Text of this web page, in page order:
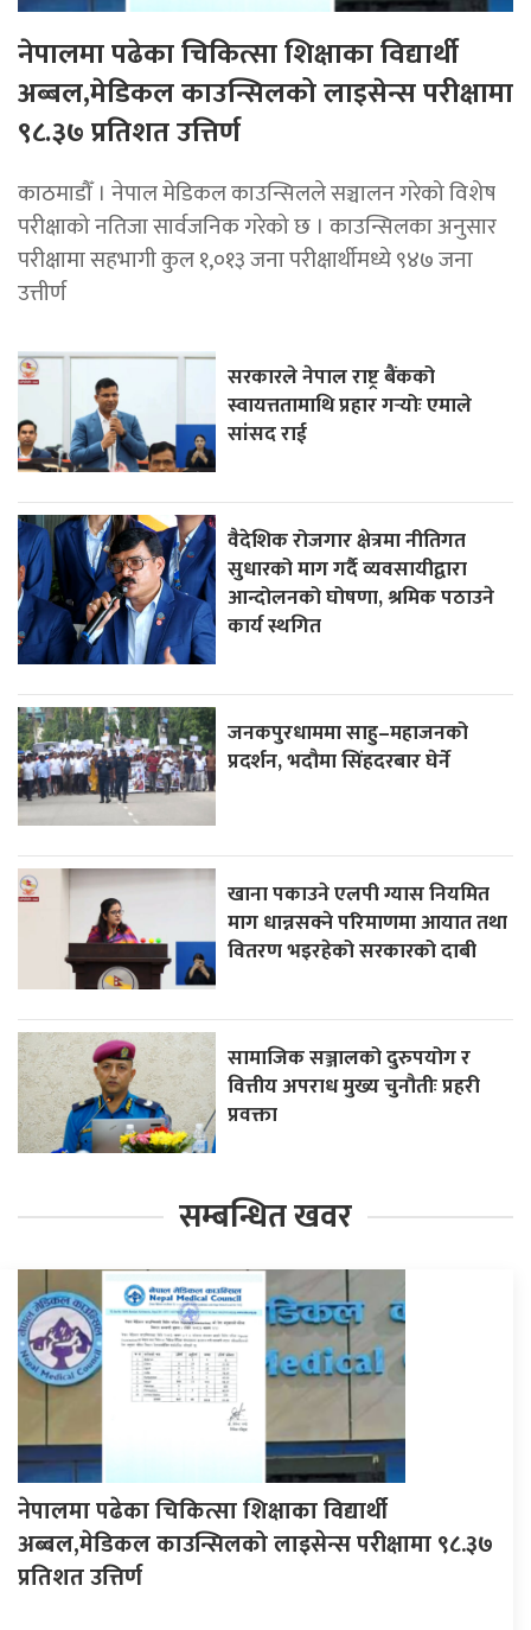
नेपालमा पढेका चिकित्सा शिक्षाका विद्यार्थी
अब्बल,मेडिकल काउन्सिलको लाइसेन्स परीक्षामा
९८.३७ प्रतिशत उत्तिर्ण
काठमाडौँ । नेपाल मेडिकल काउन्सिलले सञ्चालन गरेको विशेष
परीक्षाको नतिजा सार्वजनिक गरेको छ । काउन्सिलका अनुसार
परीक्षामा सहभागी कुल १,०१३ जना परीक्षार्थीमध्ये ९४७ जना
उत्तीर्ण
सरकारले नेपाल राष्ट्र बैंकको
स्वायत्ततामाथि प्रहार गर्‍योः एमाले
सांसद राई
वैदेशिक रोजगार क्षेत्रमा नीतिगत
सुधारको माग गर्दै व्यवसायीद्वारा
आन्दोलनको घोषणा, श्रमिक पठाउने
कार्य स्थगित
जनकपुरधाममा साहु–महाजनको
प्रदर्शन, भदौमा सिंहदरबार घेर्ने
खाना पकाउने एलपी ग्यास नियमित
माग धान्नसक्ने परिमाणमा आयात तथा
वितरण भइरहेको सरकारको दाबी
सामाजिक सञ्जालको दुरुपयोग र
वित्तीय अपराध मुख्य चुनौतीः प्रहरी
प्रवक्ता
सम्बन्धित खवर
नेपालमा पढेका चिकित्सा शिक्षाका विद्यार्थी
अब्बल,मेडिकल काउन्सिलको लाइसेन्स परीक्षामा ९८.३७
प्रतिशत उत्तिर्ण